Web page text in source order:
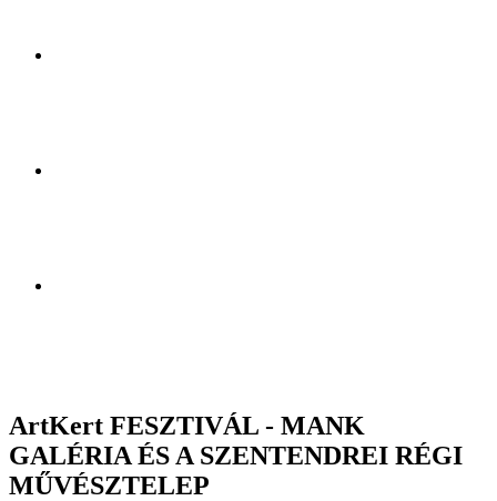
ArtKert FESZTIVÁL - MANK
GALÉRIA ÉS A SZENTENDREI RÉGI
MŰVÉSZTELEP